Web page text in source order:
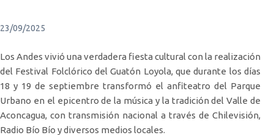
23/09/2025
Los Andes vivió una verdadera fiesta cultural con la realización
del Festival Folclórico del Guatón Loyola, que durante los días
18 y 19 de septiembre transformó el anfiteatro del Parque
Urbano en el epicentro de la música y la tradición del Valle de
Aconcagua, con transmisión nacional a través de Chilevisión,
Radio Bío Bío y diversos medios locales.